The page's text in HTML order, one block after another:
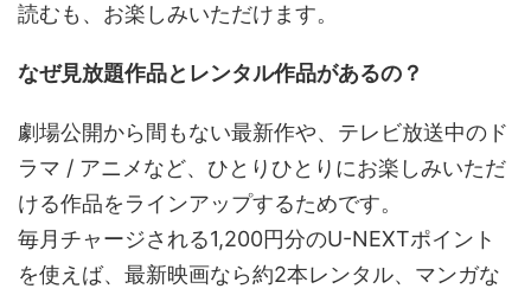
読むも、お楽しみいただけます。
なぜ見放題作品とレンタル作品があるの？
劇場公開から間もない最新作や、テレビ放送中のド
ラマ / アニメなど、ひとりひとりにお楽しみいただ
ける作品をラインアップするためです。
毎月チャージされる1,200円分のU-NEXTポイント
を使えば、最新映画なら約2本レンタル、マンガな